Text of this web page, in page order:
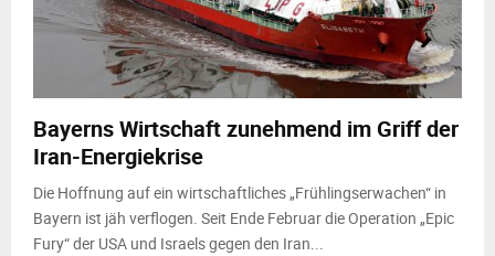
Bayerns Wirtschaft zunehmend im Griff der
Iran-Energiekrise
Die Hoffnung auf ein wirtschaftliches „Frühlingserwachen“ in
Bayern ist jäh verflogen. Seit Ende Februar die Operation „Epic
Fury“ der USA und Israels gegen den Iran...